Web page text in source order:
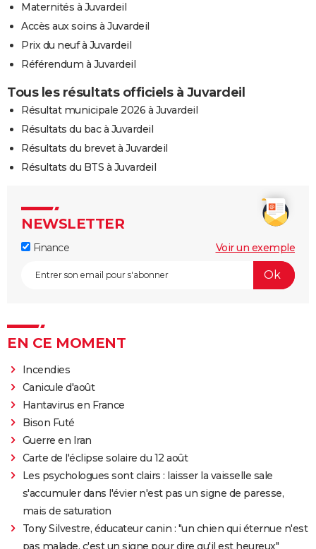
Maternités à Juvardeil
Accès aux soins à Juvardeil
Prix du neuf à Juvardeil
Référendum à Juvardeil
Tous les résultats officiels à Juvardeil
Résultat municipale 2026 à Juvardeil
Résultats du bac à Juvardeil
Résultats du brevet à Juvardeil
Résultats du BTS à Juvardeil
NEWSLETTER
Finance Voir un exemple
EN CE MOMENT
Incendies
Canicule d'août
Hantavirus en France
Bison Futé
Guerre en Iran
Carte de l'éclipse solaire du 12 août
Les psychologues sont clairs : laisser la vaisselle sale
s'accumuler dans l'évier n'est pas un signe de paresse,
mais de saturation
Tony Silvestre, éducateur canin : "un chien qui éternue n'est
pas malade, c'est un signe pour dire qu'il est heureux"